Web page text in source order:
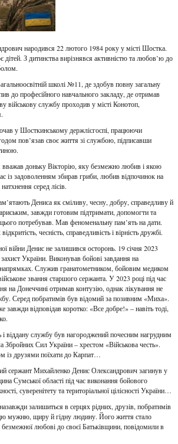
народився 22 лютого 1984 року у місті Шостка.
З дитинства вирізнявся активністю та любов’ю до
школі №11, де здобув повну загальну
до професійного навчального закладу, де отримав
військову службу проходив у місті Конотоп,
у Шосткинському держлісгоспі, працюючи
пов’язав своє життя зі службою, підписавши
доньку Вікторію, яку безмежно любив і якою
із задоволенням збирав гриби, любив відпочинок на
серед лісів.
Дениса як сміливу, чесну, добру, справедливу й
завжди готовим підтримати, допомогти та
потребував. Мав феноменальну пам’ять на дати.
чесність, справедливість і вірність дружбі.
війни Денис не залишився осторонь. 19 січня 2023
України. Виконував бойові завдання на
Служив гранатометником, бойовим медиком
звання старшого сержанта. У 2023 році під час
на Донеччині отримав контузію, однак лікування не
Серед побратимів був відомий за позивним «Миха».
завжди відповідав коротко: «Все добре!» – навіть тоді,
і віддану службу був нагороджений почесним нагрудним
Збройних Сил України – хрестом «Військова честь».
із друзями поїхати до Карпат…
сержант Михайленко Денис Олександрович загинув у
Сумської області під час виконання бойового
суверенітету та територіальної цілісності України…
залишиться в серцях рідних, друзів, побратимів
цю мужню, щиру й гідну людину. Його життя стало
безмежної любові до своєї Батьківщини, повідомили в